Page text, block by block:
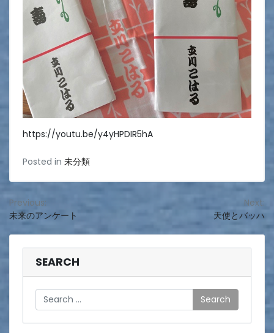
https://youtu.be/y4yHPDIR5hA
Posted in 未分類
投
稿
Previous:
未来のアンケート
Next:
天使とバッハ
SEARCH
Search